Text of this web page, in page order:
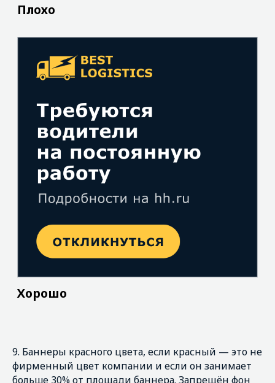
9. Баннеры красного цвета, если красный — это не
фирменный цвет компании и если он занимает
больше 30% от площади баннера. Запрещён фон